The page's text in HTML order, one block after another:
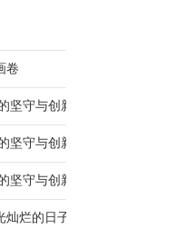
卷
守与创新丨专访朱建谷
守与创新丨专访王万宏
守与创新丨专访刘小爱
烂的日子，一定要在远